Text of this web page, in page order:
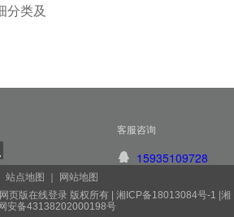
分类及
客服咨询
15935109728
站点地图
网站地图
版在线登录 版权所有 |
湘ICP备18013084号-1 湘
安备43138202000198号